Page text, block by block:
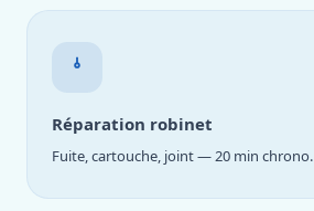
Réparation robinet
Fuite, cartouche, joint — 20 min chrono.